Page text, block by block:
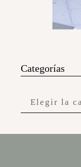
Categorías